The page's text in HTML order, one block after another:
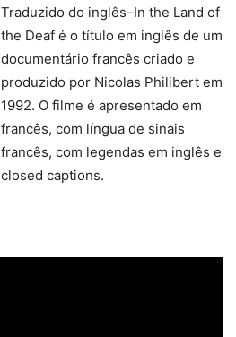
Traduzido do inglês–In the Land of
the Deaf é o título em inglês de um
documentário francês criado e
produzido por Nicolas Philibert em
1992. O filme é apresentado em
francês, com língua de sinais
francês, com legendas em inglês e
closed captions.